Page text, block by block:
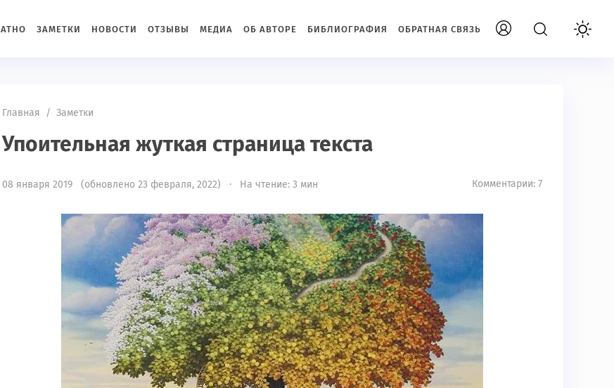
ЗАМЕТКИ НОВОСТИ ОТЗЫВЫ МЕДИА ОБ АВТОРЕ БИБЛИОГРАФИЯ ОБРАТНАЯ СВЯЗЬ
Главная / Заметки
Упоительная жуткая страница текста
08 января 2019 (обновлено 23 февраля, 2022) · На чтение: 3 мин Комментарии: 7